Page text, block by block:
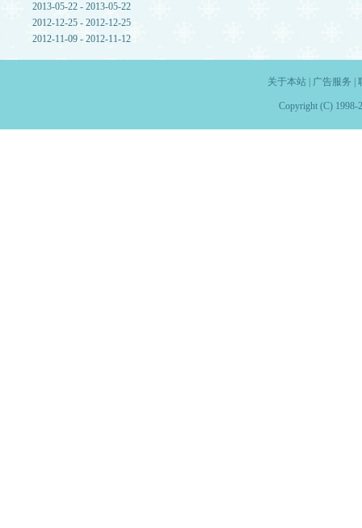
2013-05-22 - 2013-05-22
2012-12-25 - 2012-12-25
2012-11-09 - 2012-11-12
关于本站| 广告服务
Copyright (C) 1998-